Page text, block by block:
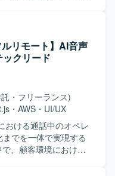
やクラウド技術の知
まで幅広い工程に関与
環境で、AWS上の各
なります。 コンテナ
やサービスと連携した
やCloudWatchを用いた
構築・保守運用、SQL
。 【求める人
方、自ら考え行動し
きる方、新しい技術
す。 【ポジシ
フォーム上でのサー
通じて、インフラ構
ことができる環境で
ハウやIaCなどの最新
ことができます。
リモート】AI音声
クリード
・フリーランス)
・ AWS ・ UI/UX
おける通話中のオペレ
でを一体で実現する
、顧客環境における